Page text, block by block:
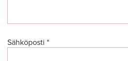
Sähköposti *